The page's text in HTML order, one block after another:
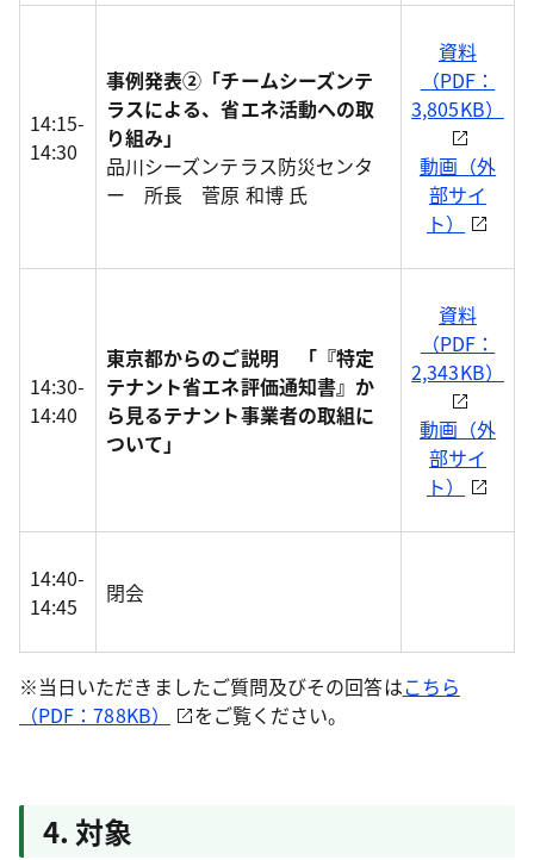
14:15-
14:30
事例発表②「チームシーズンテ
ラスによる、省エネ活動への取
り組み」
品川シーズンテラス防災センタ
ー 所長 菅原 和博 氏
資料
（PDF：
3,805KB）
動画（外
部サイ
ト）
14:30-
14:40
東京都からのご説明 「『特定
テナント省エネ評価通知書』か
ら見るテナント事業者の取組に
ついて」
資料
（PDF：
2,343KB）
動画（外
部サイ
ト）
14:40-
14:45
閉会
※当日いただきましたご質問及びその回答はこちら
（PDF：788KB）
をご覧ください。
4. 対象